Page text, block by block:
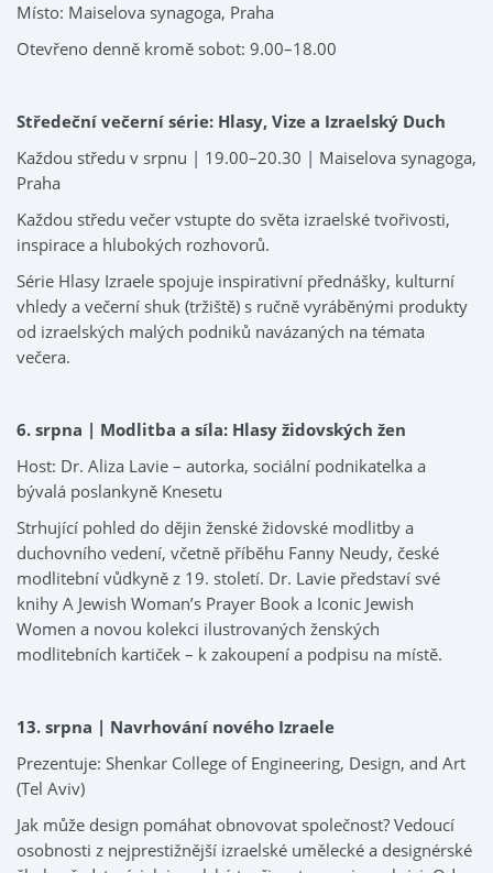
Místo: Maiselova synagoga, Praha
Otevřeno denně kromě sobot: 9.00–18.00
Středeční večerní série: Hlasy, Vize a Izraelský Duch
Každou středu v srpnu | 19.00–20.30 | Maiselova synagoga,
Praha
Každou středu večer vstupte do světa izraelské tvořivosti,
inspirace a hlubokých rozhovorů.
Série Hlasy Izraele spojuje inspirativní přednášky, kulturní
vhledy a večerní shuk (tržiště) s ručně vyráběnými produkty
od izraelských malých podniků navázaných na témata
večera.
6. srpna | Modlitba a síla: Hlasy židovských žen
Host: Dr. Aliza Lavie – autorka, sociální podnikatelka a
bývalá poslankyně Knesetu
Strhující pohled do dějin ženské židovské modlitby a
duchovního vedení, včetně příběhu Fanny Neudy, české
modlitební vůdkyně z 19. století. Dr. Lavie představí své
knihy A Jewish Woman’s Prayer Book a Iconic Jewish
Women a novou kolekci ilustrovaných ženských
modlitebních kartiček – k zakoupení a podpisu na místě.
13. srpna | Navrhování nového Izraele
Prezentuje: Shenkar College of Engineering, Design, and Art
(Tel Aviv)
Jak může design pomáhat obnovovat společnost? Vedoucí
osobnosti z nejprestižnější izraelské umělecké a designérské